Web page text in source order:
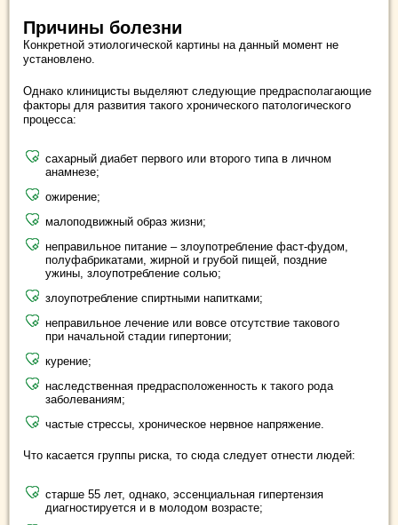
Причины болезни
Конкретной этиологической картины на данный момент не
установлено.
Однако клиницисты выделяют следующие предрасполагающие
факторы для развития такого хронического патологического
процесса:
сахарный диабет первого или второго типа в личном
анамнезе;
ожирение;
малоподвижный образ жизни;
неправильное питание – злоупотребление фаст-фудом,
полуфабрикатами, жирной и грубой пищей, поздние
ужины, злоупотребление солью;
злоупотребление спиртными напитками;
неправильное лечение или вовсе отсутствие такового
при начальной стадии гипертонии;
курение;
наследственная предрасположенность к такого рода
заболеваниям;
частые стрессы, хроническое нервное напряжение.
Что касается группы риска, то сюда следует отнести людей:
старше 55 лет, однако, эссенциальная гипертензия
диагностируется и в молодом возрасте;